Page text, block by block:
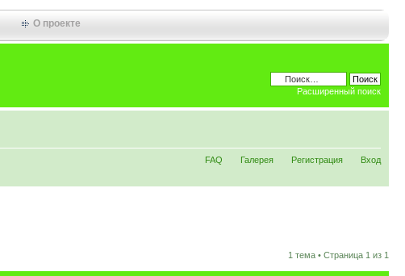
О проекте
Расширенный поиск
FAQ Галерея Регистрация Вход
1 тема • Страница 1 из 1